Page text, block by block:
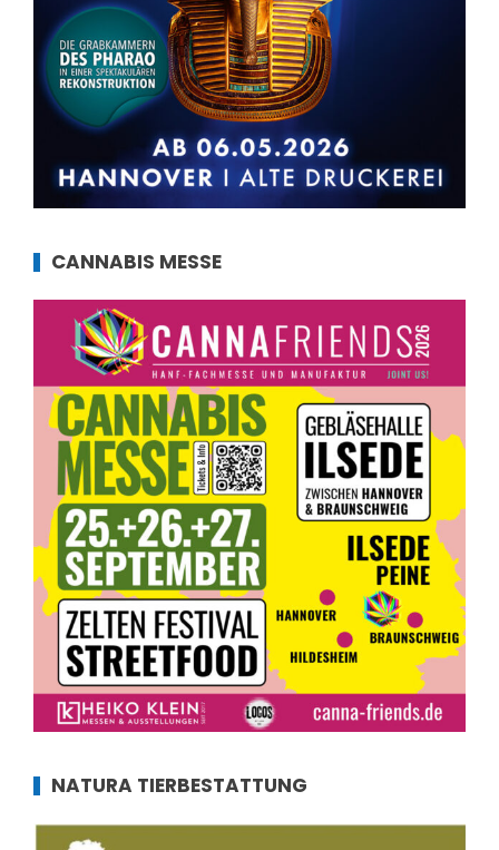
CANNABIS MESSE
NATURA TIERBESTATTUNG